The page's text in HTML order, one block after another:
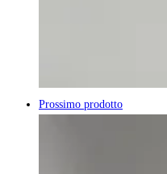
Prossimo prodotto